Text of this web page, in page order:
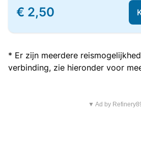
€ 2,50
* Er zijn meerdere
verbinding, zie hieronder voor
▼ Ad by